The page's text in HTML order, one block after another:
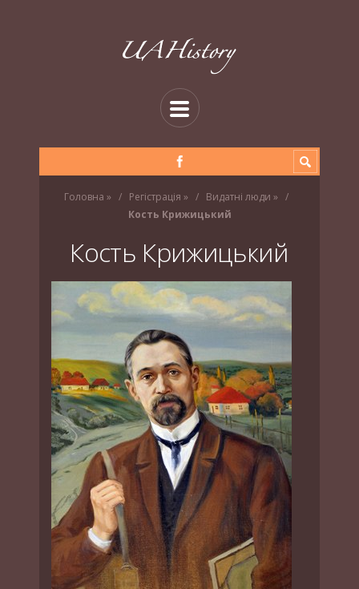
Головна » Регістрація » Видатні люди »
Кость Крижицький
Кость Крижицький